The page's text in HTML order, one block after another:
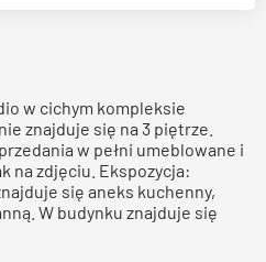
w cichym kompleksie
znajduje się na 3 piętrze.
w pełni umeblowane i
na zdjęciu. Ekspozycja:
się aneks kuchenny,
W budynku znajduje się